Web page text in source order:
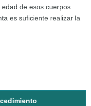
de esos cuerpos.
es suficiente realizar la